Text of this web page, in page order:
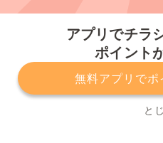
アプリでチラ
ポイント
無料アプリでポ
と
プライバシーポリシー
サービスに関してのお問い合